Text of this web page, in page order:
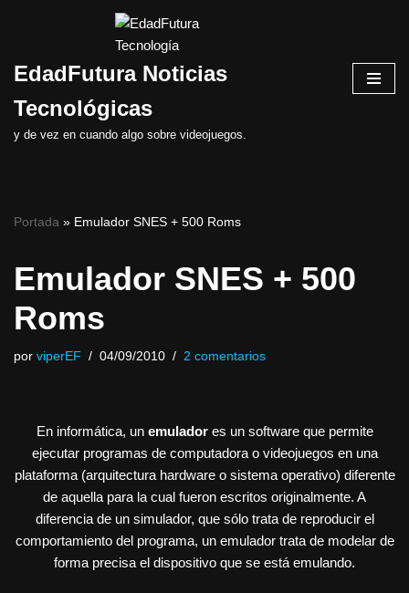
al
EdadFutura Noticias
Tecnológicas
y de vez en cuando algo sobre videojuegos.
Portada » Emulador SNES + 500 Roms
Emulador SNES + 500
Roms
por viperEF 04/09/2010 2 comentarios
En informática, un emuladores un software que permite
ejecutar programas de computadora o videojuegos en una
plataforma (arquitectura hardware o sistema operativo) diferente
de aquella para la cual fueron escritos originalmente. A
diferencia de un simulador, que sólo trata de reproducir el
comportamiento del programa, un emulador trata de modelar de
forma precisa el dispositivo que se está emulando.